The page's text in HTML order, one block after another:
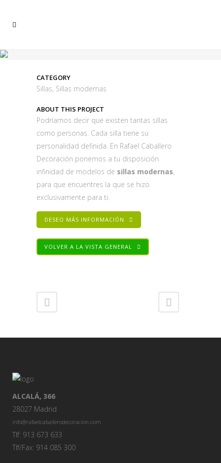
CATEGORY
Sillas, Sillas modernas
ABOUT THIS PROJECT
Podríamos decir que existen tantas sillas
como personas. Cada silla tiene su
personalidad definida. En Rafael Caballero
Decoración ponemos a tu disposición
infinidad de modelos de sillas modernas,
para que encuentres la que se hizo
exclusivamente para ti.
DESEO MÁS INFORMACIÓN
VOLVER A LA VISTA GENERAL
ALCALÁ, 366
28027 Madrid
info@rafaelcaballerodecoracion.com
Tlf: 913 673 633
Tlf/Fax: 914 085 300